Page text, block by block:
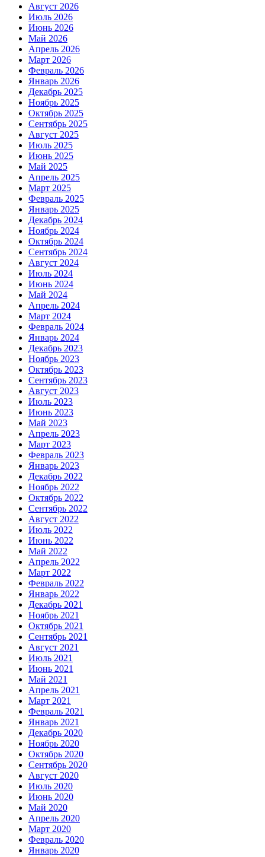
Август 2026
Июль 2026
Июнь 2026
Май 2026
Апрель 2026
Март 2026
Февраль 2026
Январь 2026
Декабрь 2025
Ноябрь 2025
Октябрь 2025
Сентябрь 2025
Август 2025
Июль 2025
Июнь 2025
Май 2025
Апрель 2025
Март 2025
Февраль 2025
Январь 2025
Декабрь 2024
Ноябрь 2024
Октябрь 2024
Сентябрь 2024
Август 2024
Июль 2024
Июнь 2024
Май 2024
Апрель 2024
Март 2024
Февраль 2024
Январь 2024
Декабрь 2023
Ноябрь 2023
Октябрь 2023
Сентябрь 2023
Август 2023
Июль 2023
Июнь 2023
Май 2023
Апрель 2023
Март 2023
Февраль 2023
Январь 2023
Декабрь 2022
Ноябрь 2022
Октябрь 2022
Сентябрь 2022
Август 2022
Июль 2022
Июнь 2022
Май 2022
Апрель 2022
Март 2022
Февраль 2022
Январь 2022
Декабрь 2021
Ноябрь 2021
Октябрь 2021
Сентябрь 2021
Август 2021
Июль 2021
Июнь 2021
Май 2021
Апрель 2021
Март 2021
Февраль 2021
Январь 2021
Декабрь 2020
Ноябрь 2020
Октябрь 2020
Сентябрь 2020
Август 2020
Июль 2020
Июнь 2020
Май 2020
Апрель 2020
Март 2020
Февраль 2020
Январь 2020